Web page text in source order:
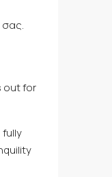
σας.
out for